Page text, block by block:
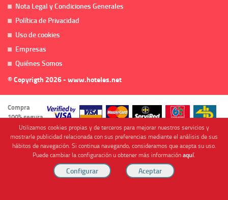
Nota Legal y Condiciones Generales
Política de Privacidad
Uso de cookies
Empresas
Quiénes Somos
© Copyrigth 2026 - www.hoteles.net
Compra
100% segura
Cofinanciado por
Utilizamos cookies propias y de terceros para mejorar nuestros servicios y
mostrarle publicidad relacionada con sus preferencias mediante el análisis de sus
hábitos de navegación. Si continua navegando, consideramos que acepta su uso.
Puede cambiar la configuración u obtener más informaciónaquí.